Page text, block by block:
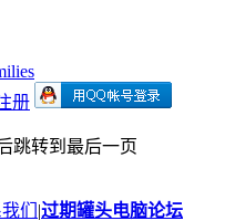
册
跳转到最后一页
们 |过期罐头电脑论坛